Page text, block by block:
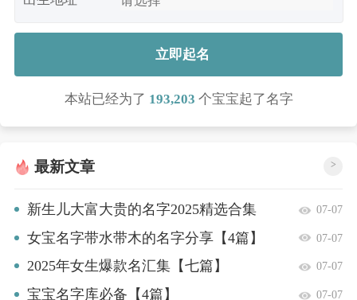
立即起名
本站已经为了 193,203 个宝宝起了名字
最新文章 >
新生儿大富大贵的名字2025精选合集
【9篇】
07-07
女宝名字带水带木的名字分享【4篇】 07-07
2025年女生爆款名汇集【七篇】 07-07
宝宝名字库必备【4篇】 07-07